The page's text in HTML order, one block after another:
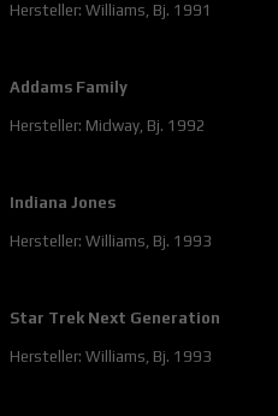
Hersteller: Williams, Bj. 1991
Addams Family
Hersteller: Midway, Bj. 1992
Indiana Jones
Hersteller: Williams, Bj. 1993
Star Trek Next Generation
Hersteller: Williams, Bj. 1993